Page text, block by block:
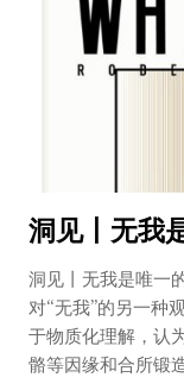
洞见丨无我
洞见丨无我是唯一
对“无我”的另一种
于物质化理解，认
骼等因缘和合所锻